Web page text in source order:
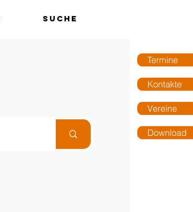
Termine
Kontakte
Vereine
Download
Suche